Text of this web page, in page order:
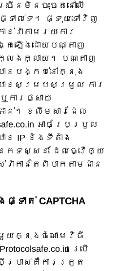
ើនមិនចុះចតនៅលើ
យផ្ទាល់ទេ។ ផ្ទុយទៅវិញ
ន់វាតាមរយៈការ
ឡើងដោយបណ្តាញ
ែងក្លាយ។ បណ្តាញ
បានបង្កប់នៅក្នុង
ានសម្របសម្រួល ការ
ការផ្សាយ
ន់។ ខ្លឹមសារដែល
អាចប្រែប្រួល
ន IP និងទីតាំង
ទស្សនា ដែលធ្វើឲ្យ
ាន់តែពិបាកតាមដាន
ាត់ CAPTCHA
យក្នុងចំណោមវិធី
ប្រើ
ប្រាស់គឺការត្រួត